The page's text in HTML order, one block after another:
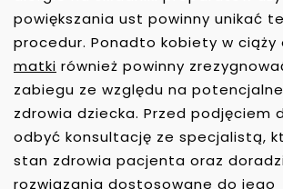
powiększania ust powinny unikać
procedur. Ponadto kobiety w ciąży
matki również powinny
zabiegu ze względu na
zdrowia dziecka. Przed podjęciem
odbyć konsultację ze specjalistą,
stan zdrowia pacjenta oraz
rozwiązania dostosowane do jego